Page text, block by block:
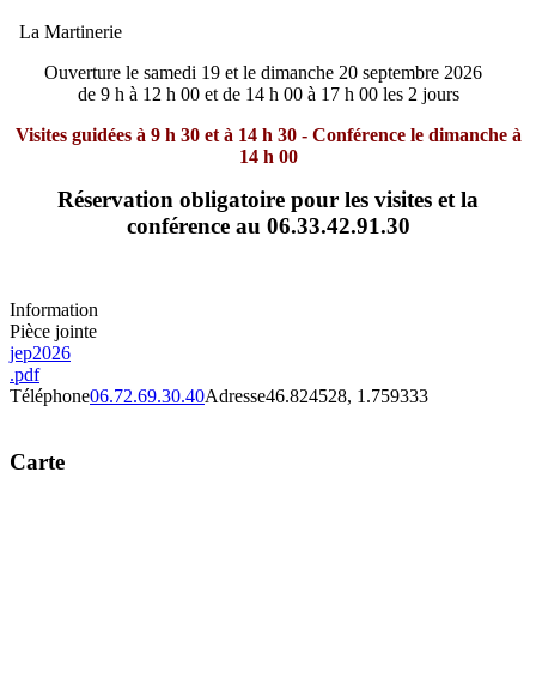
La Martinerie
Ouverture le samedi 19 et le dimanche 20 septembre 2026
de 9 h à 12 h 00 et de 14 h 00 à 17 h 00 les 2 jours
Visites guidées à 9 h 30 et à 14 h 30 - Conférence le dimanche à
14 h 00
Réservation obligatoire pour les visites et la
conférence au 06.33.42.91.30
Information
Pièce jointe
jep2026
.pdf
Téléphone06.72.69.30.40Adresse46.824528, 1.759333
Carte